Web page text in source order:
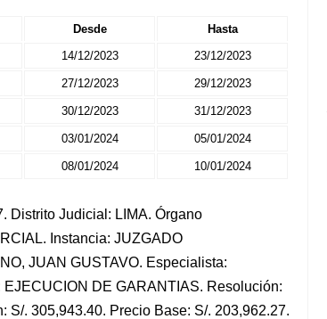
Desde
Hasta
14/12/2023 23/12/2023
27/12/2023 29/12/2023
30/12/2023 31/12/2023
03/01/2024 05/01/2024
08/01/2024 10/01/2024
Distrito Judicial: LIMA. Órgano
Instancia: JUZGADO
JUAN GUSTAVO. Especialista:
DE GARANTIAS. Resolución:
S/. 305,943.40. Precio Base: S/. 203,962.27.